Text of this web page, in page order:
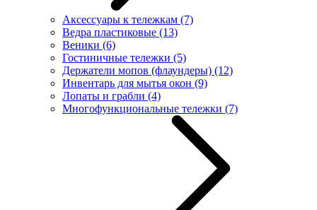
Аксессуары к тележкам (7)
Ведра пластиковые (13)
Веники (6)
Гостиничные тележки (5)
Держатели мопов (флаундеры) (12)
Инвентарь для мытья окон (9)
Лопаты и грабли (4)
Многофункциональные тележки (7)